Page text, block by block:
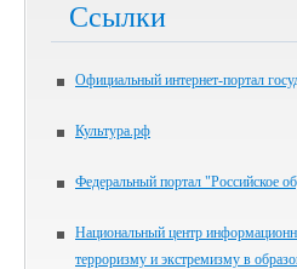
Ссылки
Официальный интернет-портал
Культура.рф
Федеральный портал "Российское
Национальный центр
терроризму и экстремизму в